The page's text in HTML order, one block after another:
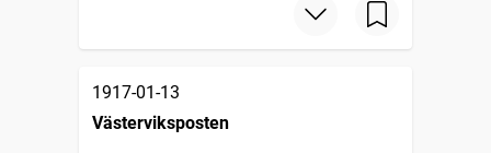
1917-01-13
Västerviksposten